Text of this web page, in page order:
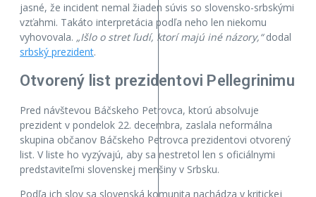
jasné, že incident nemal žiaden súvis so slovensko-srbskými
vzťahmi. Takáto interpretácia podľa neho len niekomu
vyhovovala. „Išlo o stret ľudí, ktorí majú iné názory,“dodal
srbský prezident.
Otvorený list prezidentovi Pellegrinimu
Pred návštevou Báčskeho Petrovca, ktorú absolvuje
prezident v pondelok 22. decembra, zaslala neformálna
skupina občanov Báčskeho Petrovca prezidentovi otvorený
list. V liste ho vyzývajú, aby sa nestretol len s oficiálnymi
predstaviteľmi slovenskej menšiny v Srbsku.
Podľa ich slov sa slovenská komunita nachádza v kritickej